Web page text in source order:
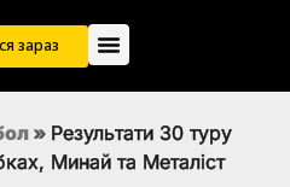
зараз
» Результати 30 туру
Минай та Металіст